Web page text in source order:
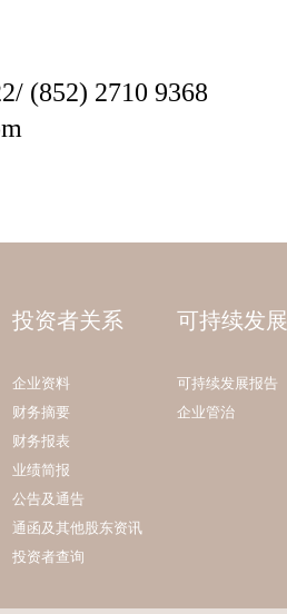
投资者关系
企业资料
财务摘要
财务报表
业绩简报
公告及通告
通函及其他股东资讯
投资者查询
可持续发展
可持续发展报告
企业管治